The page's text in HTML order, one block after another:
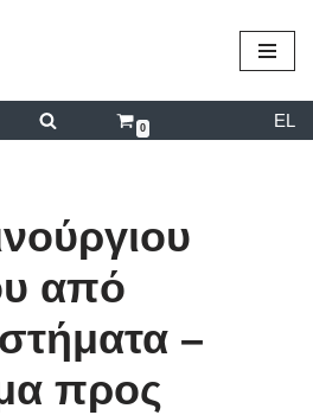
0 EL
από
–
προς